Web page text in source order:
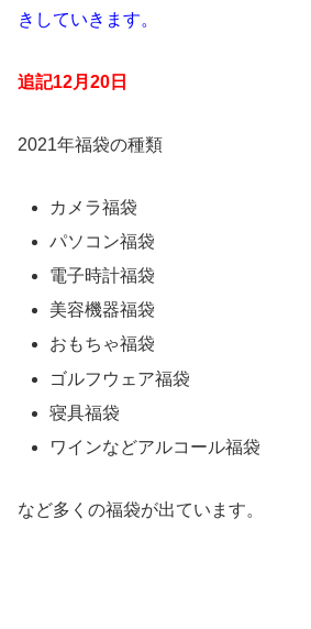
きしていきます。
追記12月20日
2021年福袋の種類
カメラ福袋
パソコン福袋
電子時計福袋
美容機器福袋
おもちゃ福袋
ゴルフウェア福袋
寝具福袋
ワインなどアルコール福袋
など多くの福袋が出ています。